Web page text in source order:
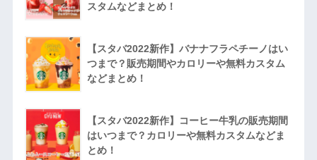
スタムなどまとめ！
【スタバ2022新作】バナナフラペチーノはい
つまで？販売期間やカロリーや無料カスタム
などまとめ！
【スタバ2022新作】コーヒー牛乳の販売期間
はいつまで？カロリーや無料カスタムなどま
とめ！